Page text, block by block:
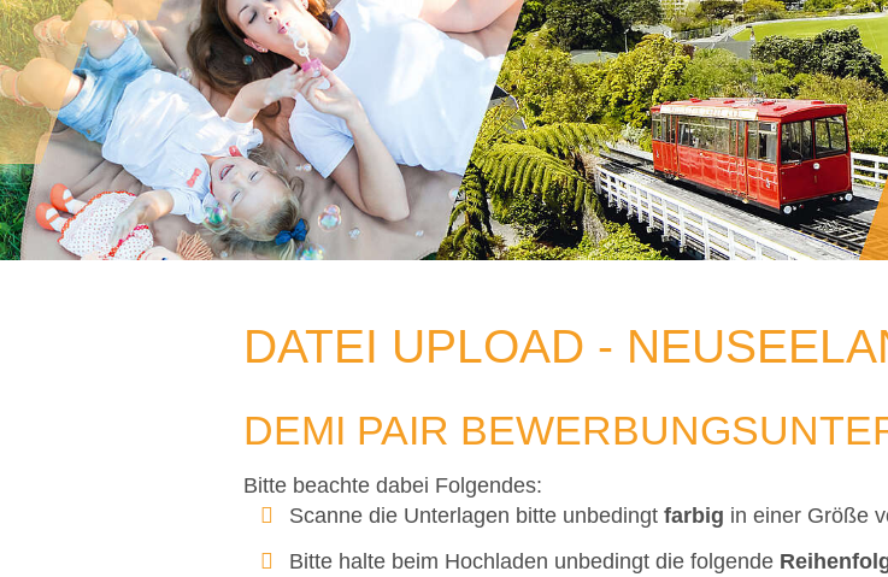
DATEI UPLOAD -
DEMI PAIR
Bitte beachte dabei Folgendes:
Scanne die Unterlagen bitte unbedingt farbig in einer Größe
Bitte halte beim Hochladen unbedingt die folgende